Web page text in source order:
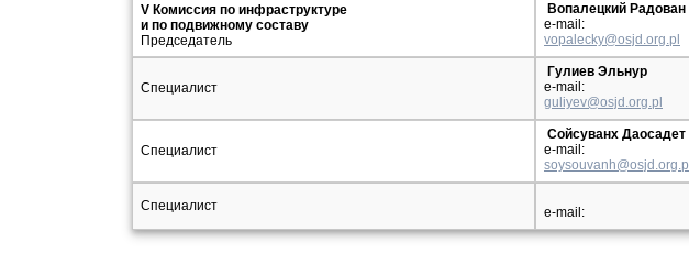
V Комиссия по инфраструктуре
и по подвижному составу
Председатель
Вопалецкий Радован
e-mail:
vopalecky@osjd.org.pl
Специалист
Гулиев Эльнур
e-mail:
guliyev@osjd.org.pl
Специалист
Сойсуванх Даосадет
e-mail:
soysouvanh@osjd.org.pl
Специалист e-mail: